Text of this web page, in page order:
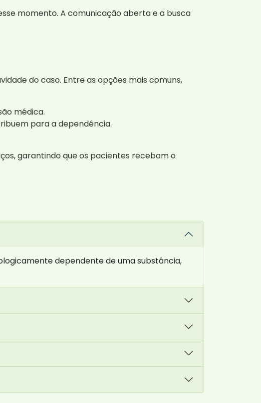
momento. A comunicação aberta e a busca
do caso. Entre as opções mais comuns,
médica.
para a dependência.
garantindo que os pacientes recebam o
dependente de uma substância,